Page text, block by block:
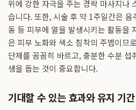
위에 강한 자극을 주는 경락 마사지나
습니다. 또한, 시술 후 약 1주일간은
동 등 피부에 열을 발생시키는 활동을
은 피부 노화와 색소 침착의 주범이므
단제를 꼼꼼히 바르고, 충분한 수분 섭
생을 돕는 것이 중요합니다.
기대할 수 있는 효과와 유지 기간